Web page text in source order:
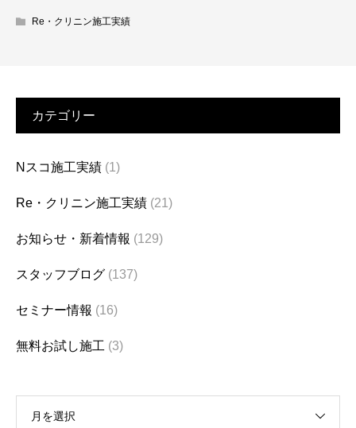
Re・クリニン施工実績
カテゴリー
Nスコ施工実績 (1)
Re・クリニン施工実績 (21)
お知らせ・新着情報 (129)
スタッフブログ (137)
セミナー情報 (16)
無料お試し施工 (3)
月を選択